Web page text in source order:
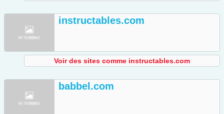
instructables.com
Voir des sites comme instructables.com
babbel.com